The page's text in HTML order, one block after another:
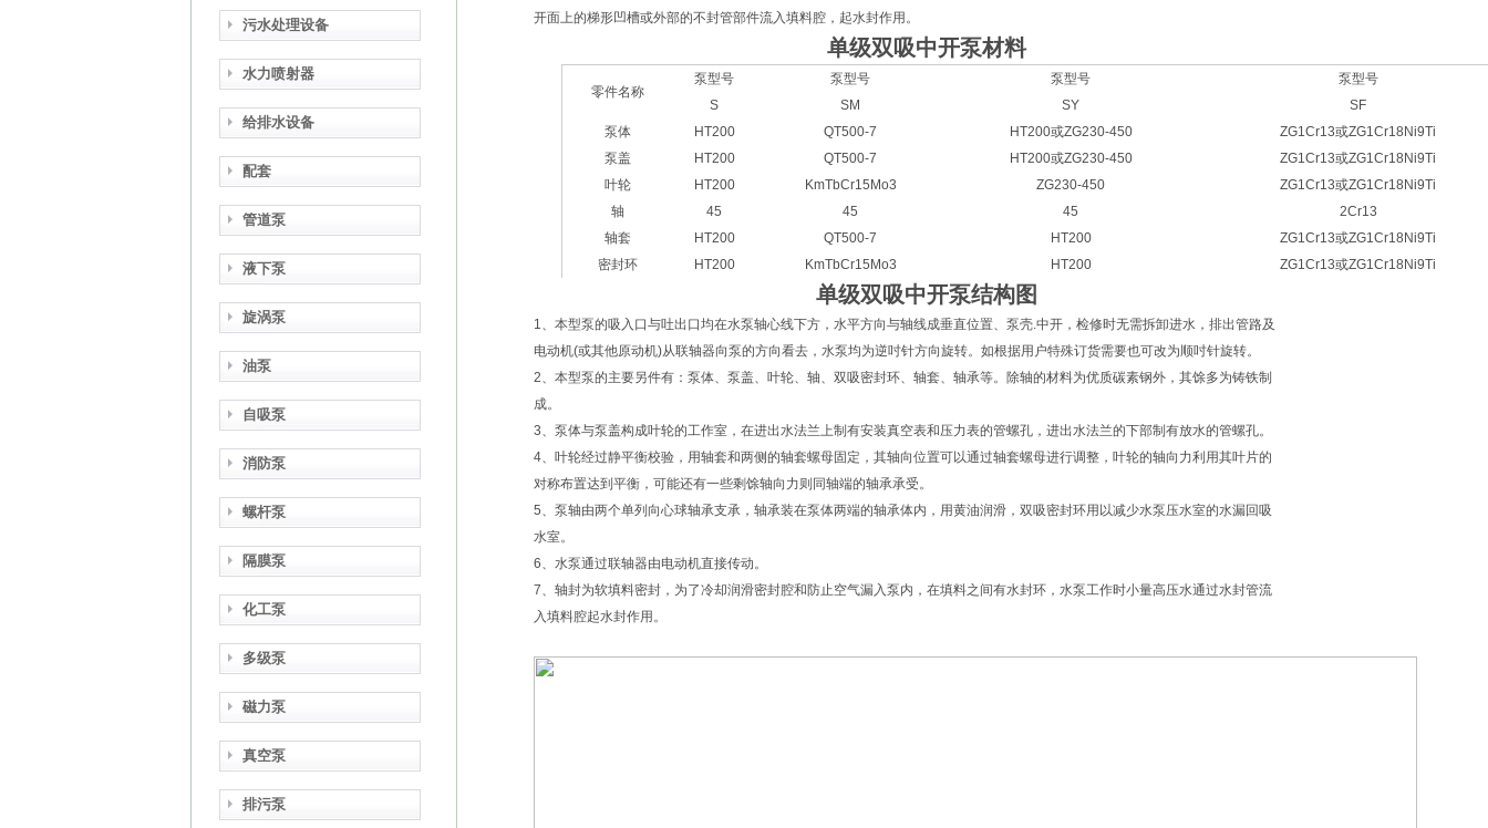
污水处理设备
水力喷射器
给排水设备
配套
管道泵
液下泵
旋涡泵
油泵
自吸泵
消防泵
螺杆泵
隔膜泵
化工泵
多级泵
磁力泵
真空泵
排污泵
开面上的梯形凹槽或外部的不封管部件流入填料腔，起水封作用。
单级双吸中开泵材料
零件名称
泵型号 泵型号 泵型号
泵型号
S
SM SY
SF
泵体
HT200 QT500-7 HT200或ZG230-450
ZG1Cr13或ZG1Cr18Ni9Ti
泵盖
HT200 QT500-7 HT200或ZG230-450
ZG1Cr13或ZG1Cr18Ni9Ti
叶轮
HT200 KmTbCr15Mo3 ZG230-450
ZG1Cr13或ZG1Cr18Ni9Ti
轴
45 45 45
2Cr13
轴套
HT200 QT500-7 HT200
ZG1Cr13或ZG1Cr18Ni9Ti
密封环
HT200 KmTbCr15Mo3 HT200 ZG1Cr13或ZG1Cr18Ni9Ti
单级双吸中开泵结构图
1、本型泵的吸入口与吐出口均在水泵轴心线下方，水平方向与轴线成垂直位置、泵壳.中开，检修时无需拆卸进水，排出管路及
电动机(或其他原动机)从联轴器向泵的方向看去，水泵均为逆吋针方向旋转。如根据用户特殊订货需要也可改为顺吋针旋转。
2、本型泵的主要另件有：泵体、泵盖、叶轮、轴、双吸密封环、轴套、轴承等。除轴的材料为优质碳素钢外，其馀多为铸铁制
成。
3、泵体与泵盖构成叶轮的工作室，在进出水法兰上制有安装真空表和压力表的管螺孔，进出水法兰的下部制有放水的管螺孔。
4、叶轮经过静平衡校验，用轴套和两侧的轴套螺母固定，其轴向位置可以通过轴套螺母进行调整，叶轮的轴向力利用其叶片的
对称布置达到平衡，可能还有一些剩馀轴向力则同轴端的轴承承受。
5、泵轴由两个单列向心球轴承支承，轴承装在泵体两端的轴承体内，用黄油润滑，双吸密封环用以减少水泵压水室的水漏回吸
水室。
6、水泵通过联轴器由电动机直接传动。
7、轴封为软填料密封，为了冷却润滑密封腔和防止空气漏入泵内，在填料之间有水封环，水泵工作时小量高压水通过水封管流
入填料腔起水封作用。